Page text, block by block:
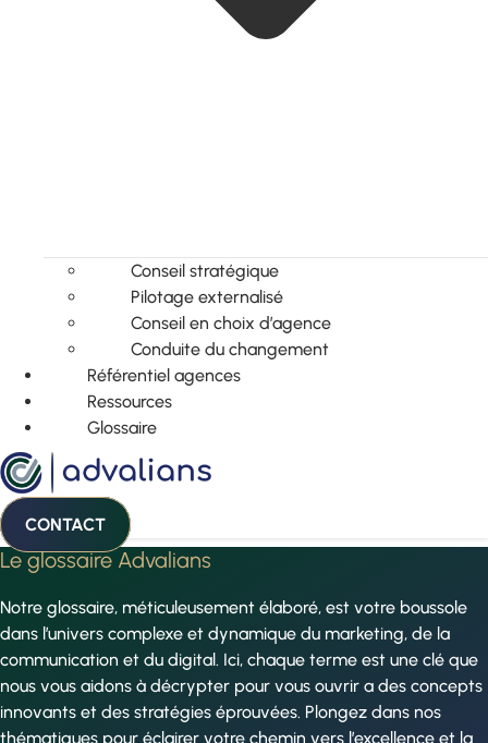
Conseil stratégique
Pilotage externalisé
Conseil en choix d’agence
Conduite du changement
Référentiel agences
Ressources
Glossaire
CONTACT
Le glossaire Advalians
Notre glossaire, méticuleusement élaboré, est votre boussole
dans l’univers complexe et dynamique du marketing, de la
communication et du digital. Ici, chaque terme est une clé que
nous vous aidons à décrypter pour vous ouvrir a des concepts
innovants et des stratégies éprouvées. Plongez dans nos
thématiques pour éclairer votre chemin vers l’excellence et la